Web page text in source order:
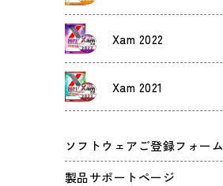
Xam 2022
Xam 2021
ソフトウェアご登録フォーム
製品サポートページ